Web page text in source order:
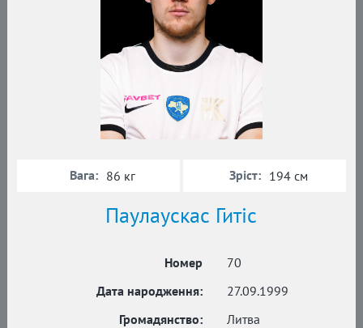
Паулаускас Гитіс
Номер
70
Дата народження:
27.09.1999
Громадянство:
Литва
Вага: 86 кг Зріст: 194 см